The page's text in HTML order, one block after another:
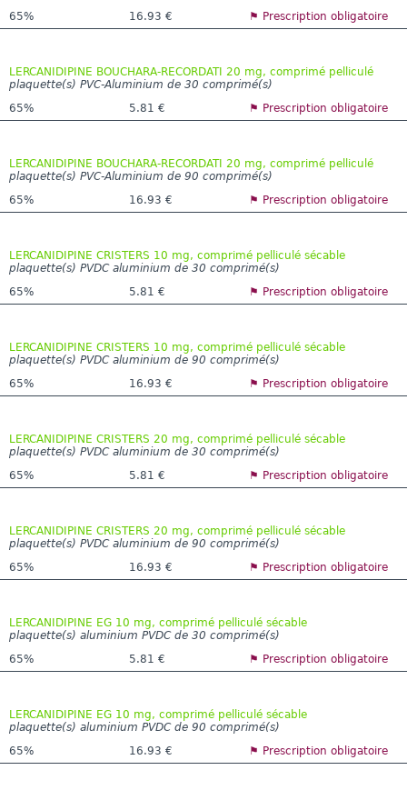
65%
16.93 € ⚑ Prescription obligatoire
LERCANIDIPINE BOUCHARA-RECORDATI 20 mg, comprimé pelliculé
plaquette(s) PVC-Aluminium de 30 comprimé(s)
65%
5.81 € ⚑ Prescription obligatoire
LERCANIDIPINE BOUCHARA-RECORDATI 20 mg, comprimé pelliculé
plaquette(s) PVC-Aluminium de 90 comprimé(s)
65%
16.93 € ⚑ Prescription obligatoire
LERCANIDIPINE CRISTERS 10 mg, comprimé pelliculé sécable
plaquette(s) PVDC aluminium de 30 comprimé(s)
65%
5.81 € ⚑ Prescription obligatoire
LERCANIDIPINE CRISTERS 10 mg, comprimé pelliculé sécable
plaquette(s) PVDC aluminium de 90 comprimé(s)
65%
16.93 € ⚑ Prescription obligatoire
LERCANIDIPINE CRISTERS 20 mg, comprimé pelliculé sécable
plaquette(s) PVDC aluminium de 30 comprimé(s)
65%
5.81 € ⚑ Prescription obligatoire
LERCANIDIPINE CRISTERS 20 mg, comprimé pelliculé sécable
plaquette(s) PVDC aluminium de 90 comprimé(s)
65%
16.93 € ⚑ Prescription obligatoire
LERCANIDIPINE EG 10 mg, comprimé pelliculé sécable
plaquette(s) aluminium PVDC de 30 comprimé(s)
65%
5.81 € ⚑ Prescription obligatoire
LERCANIDIPINE EG 10 mg, comprimé pelliculé sécable
plaquette(s) aluminium PVDC de 90 comprimé(s)
65%
16.93 € ⚑ Prescription obligatoire